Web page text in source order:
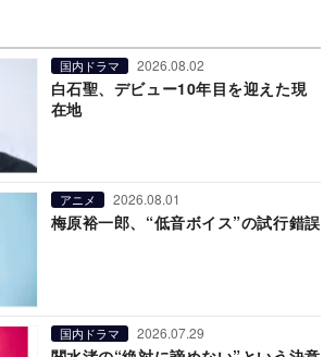
国内ドラマ 2026.08.02
白石聖、デビュー10年目を迎えた現
在地
アニメ 2026.08.01
梅原裕一郎、“低音ボイス”の試行錯誤
国内ドラマ 2026.07.29